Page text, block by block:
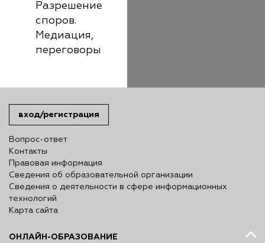
Разрешение
споров.
Медиация,
переговоры
вход/регистрация
Вопрос-ответ
Контакты
Правовая информация
Сведения об образовательной организации
Сведения о деятельности в сфере информационных
технологий
Карта сайта
ОНЛАЙН-ОБРАЗОВАНИЕ